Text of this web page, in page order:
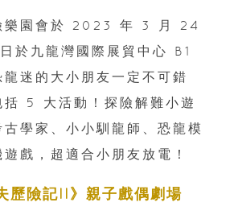
樂園會於 2023 年 3 月 24
於九龍灣國際展貿中心 B1
龍迷的大小朋友一定不可錯
括 5 大活動！探險解難小遊
學家、小小馴龍師、恐龍模
戲，超適合小朋友放電！
歷險記II》親子戲偶劇場